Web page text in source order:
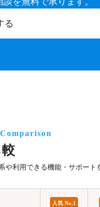
る
や利用できる機能・サポート
人気 No.1